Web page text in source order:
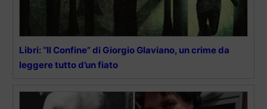
Libri: “Il Confine” di Giorgio Glaviano, un crime da
leggere tutto d’un fiato